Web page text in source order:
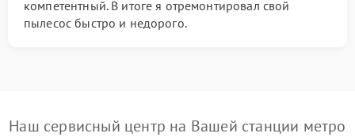
компетентный. В итоге я отремонтировал свой
пылесос быстро и недорого.
Наш сервисный центр на Вашей станции метро